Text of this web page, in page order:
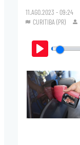
11.AGO.2023 - 09:24
CURITIBA (PR)
Play